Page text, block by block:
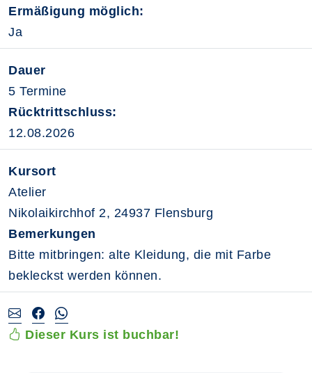
Ermäßigung möglich:
Ja
Dauer
5 Termine
Rücktrittschluss:
12.08.2026
Kursort
Atelier
Nikolaikirchhof 2, 24937 Flensburg
Bemerkungen
Bitte mitbringen: alte Kleidung, die mit Farbe
bekleckst werden können.
Dieser Kurs ist buchbar!